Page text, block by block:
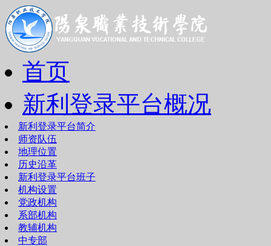
首页
新利登录平台概况
新利登录平台简介
师资队伍
地理位置
历史沿革
新利登录平台班子
机构设置
党政机构
系部机构
教辅机构
中专部